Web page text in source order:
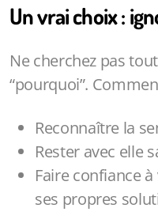
Un vrai choix :
Ne cherchez pas
“pourquoi”.
Reconnaître la
Rester avec elle
Faire confiance
ses propres